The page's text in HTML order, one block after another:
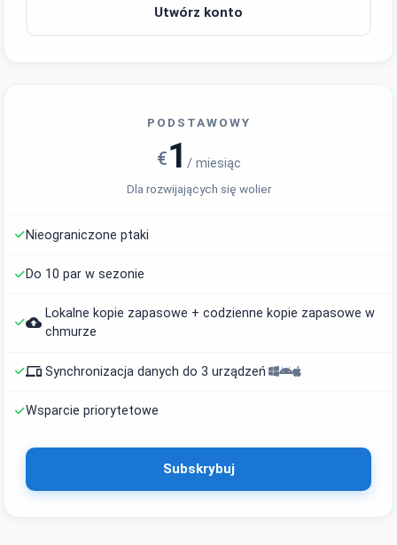
Utwórz konto
PODSTAWOWY
€1 / miesiąc
Dla rozwijających się wolier
Nieograniczone ptaki
Do 10 par w sezonie
backup
Lokalne kopie zapasowe + codzienne kopie zapasowe w
chmurze
phonelink Synchronizacja danych do 3 urządzeń
Wsparcie priorytetowe
Subskrybuj